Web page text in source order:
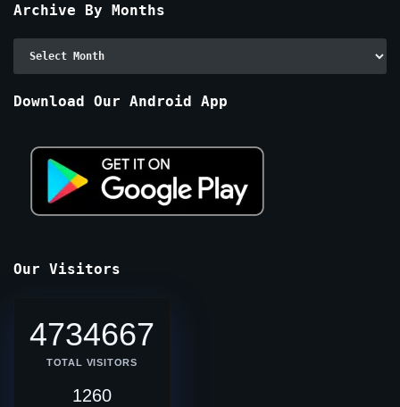
Archive By Months
Download Our Android App
Our Visitors
4734667
TOTAL VISITORS
1260